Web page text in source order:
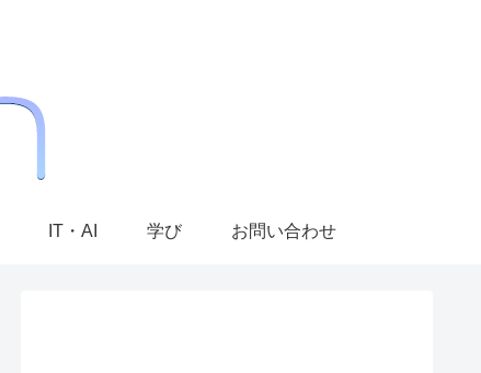
IT・AI 学び お問い合わせ